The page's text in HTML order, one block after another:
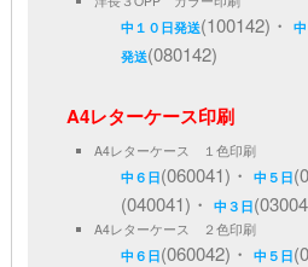
中１０日発送(100142)・
発送(080142)
A4レターケース印刷
A4レターケース １色印刷
中６日(060041)・中５日
(040041)・中３日
A4レターケース ２色印刷
中６日(060042)・中５日